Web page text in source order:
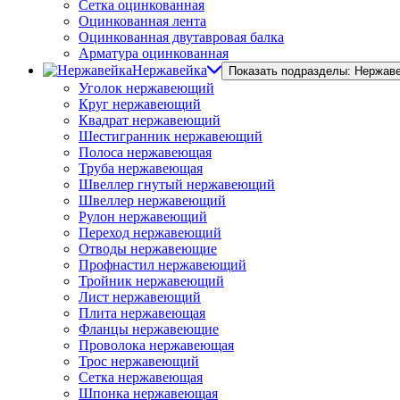
Сетка оцинкованная
Оцинкованная лента
Оцинкованная двутавровая балка
Арматура оцинкованная
Нержавейка
Показать подразделы:
Уголок нержавеющий
Круг нержавеющий
Квадрат нержавеющий
Шестигранник нержавеющий
Полоса нержавеющая
Труба нержавеющая
Швеллер гнутый нержавеющий
Швеллер нержавеющий
Рулон нержавеющий
Переход нержавеющий
Отводы нержавеющие
Профнастил нержавеющий
Тройник нержавеющий
Лист нержавеющий
Плита нержавеющая
Фланцы нержавеющие
Проволока нержавеющая
Трос нержавеющий
Сетка нержавеющая
Шпонка нержавеющая